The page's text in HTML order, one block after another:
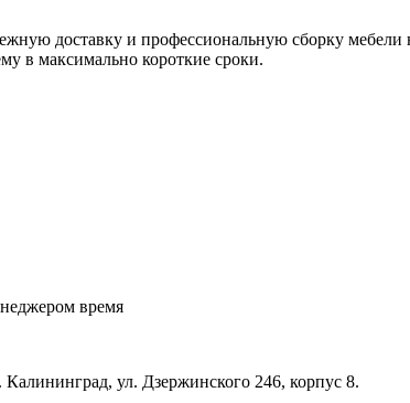
доставку и профессиональную сборку
в максимально короткие сроки.
время
Калининград, ул. Дзержинского 246, корпус 8.